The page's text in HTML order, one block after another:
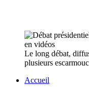
Le long débat,
plusieurs
Accueil